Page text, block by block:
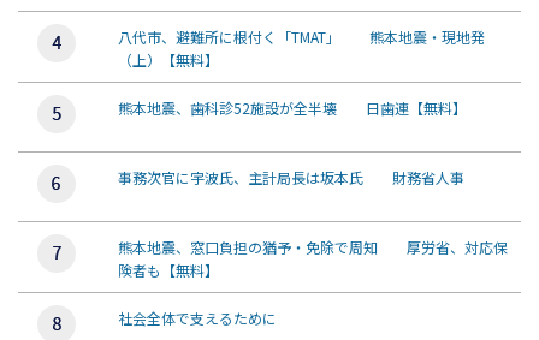
八代市、避難所に根付く「TMAT」 熊本地震・現地発
（上）【無料】
熊本地震、歯科診52施設が全半壊 日歯連【無料】
事務次官に宇波氏、主計局長は坂本氏 財務省人事
熊本地震、窓口負担の猶予・免除で周知 厚労省、対応保
険者も【無料】
社会全体で支えるために